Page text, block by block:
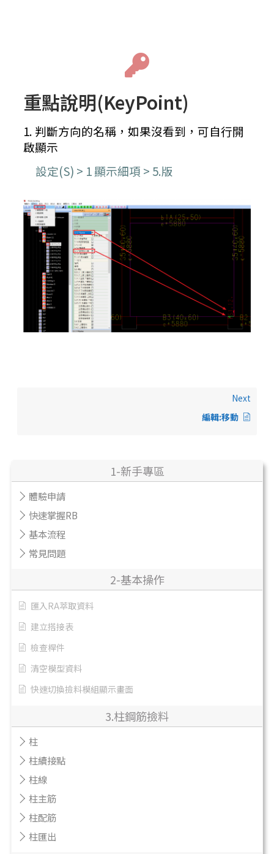
1-新手專區
體驗申請
快速掌握RB
基本流程
常見問題
2-基本操作
匯入RA萃取資料
建立搭接表
檢查桿件
清空模型資料
快速切換撿料模組顯示畫面
3.柱鋼筋撿料
柱
柱續接點
柱線
柱主筋
柱配筋
柱匯出
重點說明(KeyPoint)
1. 判斷方向的名稱，如果沒看到，可自行開
啟顯示
設定(S) > 1 顯示細項 > 5.版
Next
編輯:移動